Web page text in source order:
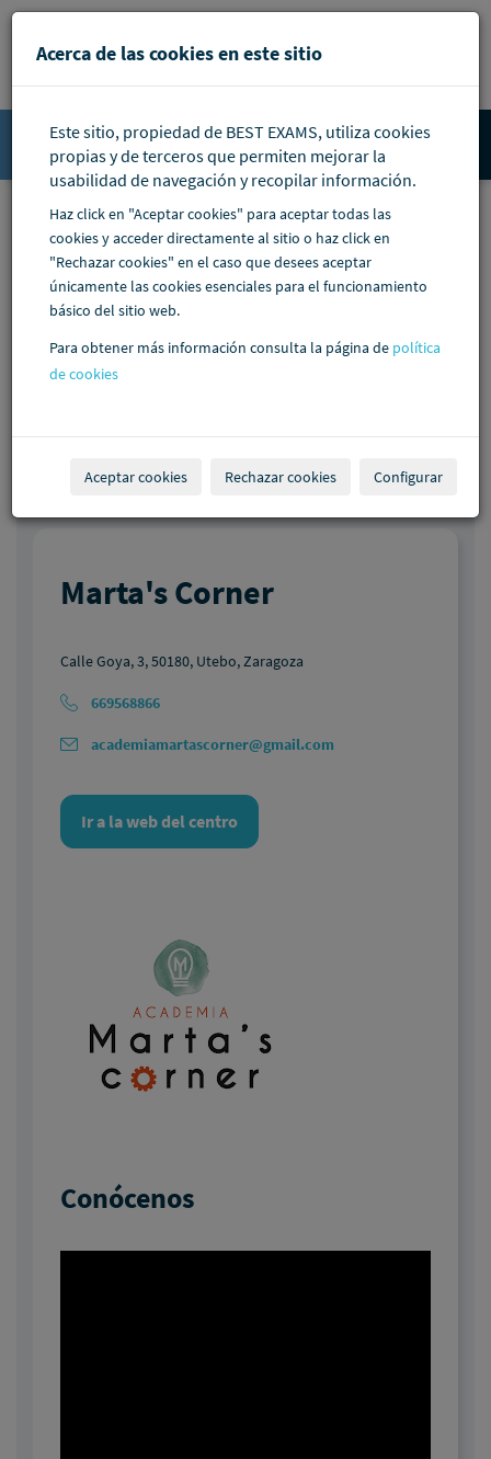
Pasar al contenido principal
Accede
Marta's Corner
Calle Goya, 3, 50180, Utebo, Zaragoza
669568866
academiamartascorner@gmail.com
Ir a la web del centro
Conócenos
Acerca de las cookies en este sitio
Este sitio, propiedad de BEST EXAMS, utiliza cookies
propias y de terceros que permiten mejorar la
usabilidad de navegación y recopilar información.
Haz click en "Aceptar cookies" para aceptar todas las
cookies y acceder directamente al sitio o haz click en
"Rechazar cookies" en el caso que desees aceptar
únicamente las cookies esenciales para el funcionamiento
básico del sitio web.
Para obtener más información consulta la página de política
de cookies
Aceptar cookies Rechazar cookies Configurar